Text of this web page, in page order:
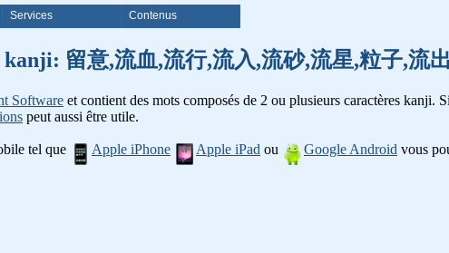
Services Contenus
留意,流血,流行,流入,流砂,流星,粒子,流
Software et contient des mots composés de 2 ou plusieurs caractères kanji.
peut aussi être utile.
tel que Apple iPhone Apple iPad ou Google Android vous